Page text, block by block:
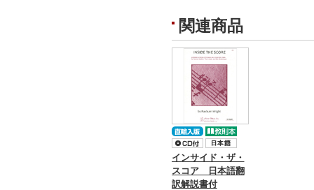
関連商品
インサイド・ザ・
スコア 日本語翻
訳解説書付